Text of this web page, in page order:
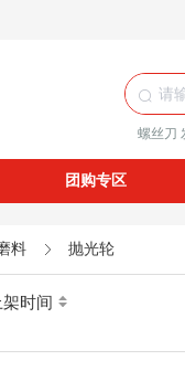
螺丝刀
团购专区
料 抛光轮
架时间